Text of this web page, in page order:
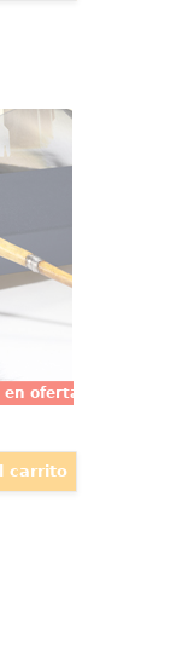
oferta
réplica
Tao,
en
y con